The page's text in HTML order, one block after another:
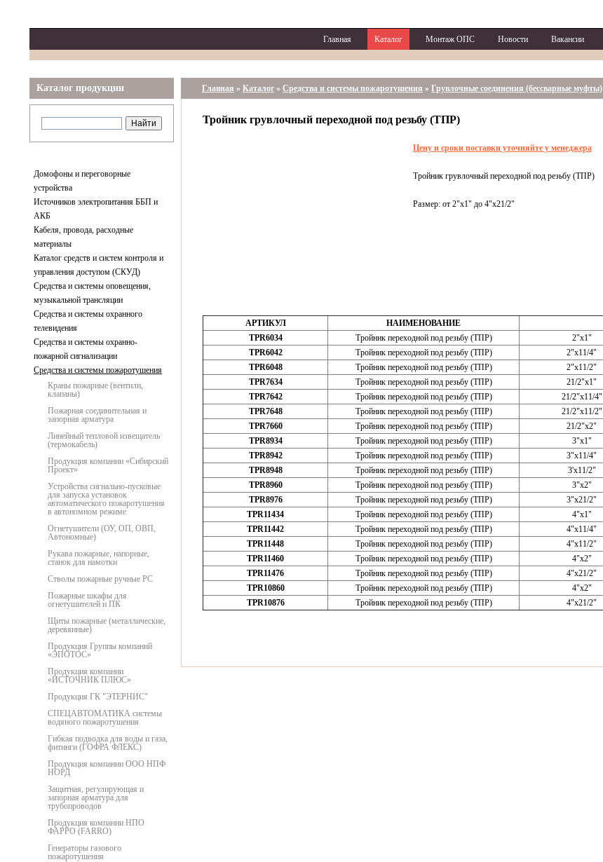
Главная Каталог Монтаж ОПС Новости Вакансии
Каталог продукции
Домофоны и переговорные
устройства
Источников электропитания ББП и
АКБ
Кабеля, провода, расходные
материалы
Каталог средств и систем контроля и
управления доступом (СКУД)
Средства и системы оповещения,
музыкальной трансляции
Средства и системы охранного
телевидения
Средства и системы охранно-
пожарной сигнализации
Средства и системы пожаротушения
Краны пожарные (вентили,
клапаны)
Пожарная соединительная и
запорная арматура
Линейный тепловой извещатель
(термокабель)
Продукция компании «Сибирский
Проект»
Устройства сигнально-пусковые
для запуска установок
автоматического пожаротушения
в автономном режиме
Огнетушители (ОУ, ОП, ОВП,
Автономные)
Рукава пожарные, напорные,
станок для намотки
Стволы пожарные ручные РС
Пожарные шкафы для
огнетушителей и ПК
Щиты пожарные (металлические,
деревянные)
Продукция Группы компаний
«ЭПОТОС»
Продукция компании
«ИСТОЧНИК ПЛЮС»
Продукция ГК "ЭТЕРНИС"
СПЕЦАВТОМАТИКА системы
водяного пожаротушения
Гибкая подводка для воды и газа,
фитинги (ГОФРА ФЛЕКС)
Продукция компании ООО НПФ
НОРД
Защитная, регулирующая и
запорная арматура для
трубопроводов
Продукция компании НПО
ФАРРО (FARRO)
Генераторы газового
пожаротушения
Главная » Каталог » Средства и системы пожаротушения » Грувлочные соединения (бессварные муфты)
Тройник грувлочный переходной под резьбу (ТПР)
Цену и сроки поставки уточняйте у менеджера
Тройник грувлочный переходной под резьбу (ТПР)
Размер: от 2"x1" до 4"x21/2"
АРТИКУЛ НАИМЕНОВАНИЕ
TPR6034
Тройник переходной под резьбу (ТПР) 2"x1"
TPR6042
Тройник переходной под резьбу (ТПР) 2"x11/4"
TPR6048
Тройник переходной под резьбу (ТПР) 2"x11/2"
TPR7634
Тройник переходной под резьбу (ТПР) 21/2"x1"
TPR7642
Тройник переходной под резьбу (ТПР) 21/2"x11/4"
TPR7648
Тройник переходной под резьбу (ТПР) 21/2"x11/2"
TPR7660
Тройник переходной под резьбу (ТПР) 21/2"x2"
TPR8934
Тройник переходной под резьбу (ТПР) 3"x1"
TPR8942
Тройник переходной под резьбу (ТПР) 3"x11/4"
TPR8948
Тройник переходной под резьбу (ТПР) 3'x11/2"
TPR8960
Тройник переходной под резьбу (ТПР) 3"x2"
TPR8976
Тройник переходной под резьбу (ТПР) 3"x21/2"
TPR11434
Тройник переходной под резьбу (ТПР) 4"x1"
TPR11442
Тройник переходной под резьбу (ТПР) 4"x11/4"
TPR11448
Тройник переходной под резьбу (ТПР) 4"x11/2"
TPR11460
Тройник переходной под резьбу (ТПР) 4"x2"
TPR11476
Тройник переходной под резьбу (ТПР) 4"x21/2"
TPR10860
Тройник переходной под резьбу (ТПР) 4"x2"
TPR10876
Тройник переходной под резьбу (ТПР) 4"x21/2"